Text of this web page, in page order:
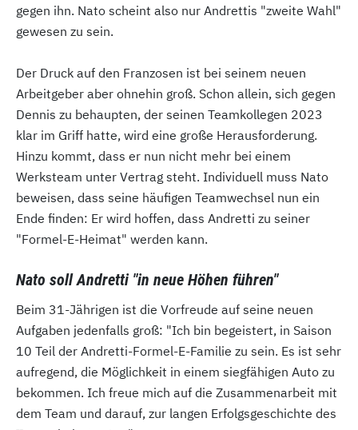
gegen ihn. Nato scheint also nur Andrettis "zweite Wahl"
gewesen zu sein.
Der Druck auf den Franzosen ist bei seinem neuen
Arbeitgeber aber ohnehin groß. Schon allein, sich gegen
Dennis zu behaupten, der seinen Teamkollegen 2023
klar im Griff hatte, wird eine große Herausforderung.
Hinzu kommt, dass er nun nicht mehr bei einem
Werksteam unter Vertrag steht. Individuell muss Nato
beweisen, dass seine häufigen Teamwechsel nun ein
Ende finden: Er wird hoffen, dass Andretti zu seiner
"Formel-E-Heimat" werden kann.
Nato soll Andretti "in neue Höhen führen"
Beim 31-Jährigen ist die Vorfreude auf seine neuen
Aufgaben jedenfalls groß: "Ich bin begeistert, in Saison
10 Teil der Andretti-Formel-E-Familie zu sein. Es ist sehr
aufregend, die Möglichkeit in einem siegfähigen Auto zu
bekommen. Ich freue mich auf die Zusammenarbeit mit
dem Team und darauf, zur langen Erfolgsgeschichte des